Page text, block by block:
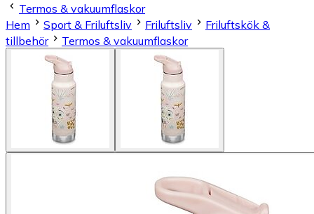
Termos & vakuumflaskor
Hem
Sport & Friluftsliv Friluftsliv
Friluftskök &
tillbehör
Termos & vakuumflaskor